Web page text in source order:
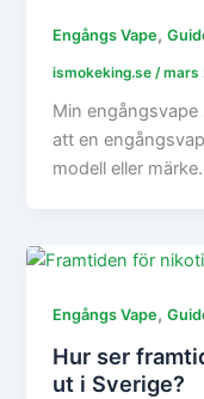
Engångs Vape,
ismokeking.se /mars
Min engångsvape
att en
modell eller
Engångs Vape,
Hur ser
ut i Sverige?